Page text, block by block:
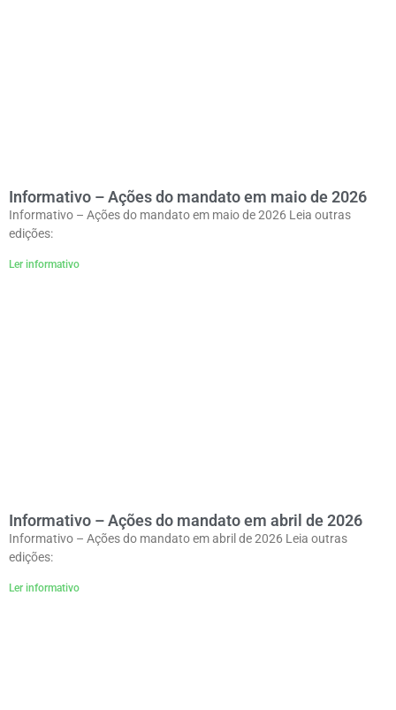
Informativo – Ações do mandato em maio de 2026
Informativo – Ações do mandato em maio de 2026 Leia outras
edições:
Ler informativo
Informativo – Ações do mandato em abril de 2026
Informativo – Ações do mandato em abril de 2026 Leia outras
edições:
Ler informativo